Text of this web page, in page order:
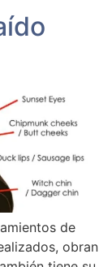
de
obran